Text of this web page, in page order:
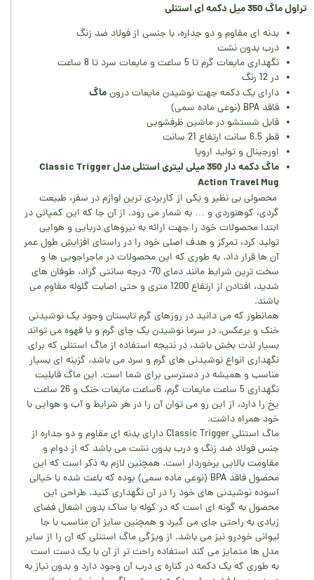
تراول ماگ 350 میل دکمه ایاستنلی
بدنه ای مقاوم و دو جداره، با جنسی از فولاد ضد زنگ
درب بدون نشت
نگهداری مایعات گرم تا 5 ساعت و مایعات سرد تا 8 ساعت
در 12 رنگ
دارای یک دکمه جهت نوشیدن مایعات درونماگ
فاقد BPA (نوعی ماده سمی)
قابل شستشو در ماشین ظرفشویی
قطر 6.5 سانت ارتفاع 21 سانت
اورجینال و تولید اروپا
ماگ دکمه دار 350
میلی لیتری استنلی مدل Classic Trigger
Action Travel Mug
محصولی بی نظیر و یکی از کاربردی ترین لوازم در سفر، طبیعت
گردی، کوهنوردی و … به شمار می رود. از آن جا که این کمپانی در
ابتدا محصولات خود را جهت ارائه به نیروهای دریایی و هوایی
تولید کرد، تمرکز و هدف اصلی خود را در راستای افزایش طول عمر
آن ها قرار داد. به طوری که این محصولات در ماجراجویی ها و
سخت ترین شرایط مانند دمای 70- درجه سانتی گراد، طوفان های
شدید، افتادن از ارتفاع 1200 متری و حتی اصابت گلوله مقاوم می
باشند.
همانطور که می دانید در روزهای گرم تابستان وجود یک نوشیدنی
خنک و برعکس، در سرما نوشیدن یک چای گرم و یا قهوه می تواند
بسیار لذت بخش باشد، در نتیجه استفاده از ماگ استنلی که برای
نگهداری انواع نوشیدنی های گرم و سرد می باشد، گزینه ای بسیار
مناسب و همیشه در دسترسی برای شما است. این ماگ قابلیت
نگهداری 5 ساعت مایعات گرم، 6ساعت مایعات خنک و 26 ساعت
یخ را دارد، از این رو می توان آن را در هر شرایط و آب و هوایی با
خود همراه داشت.
ماگ استنلی Classic Trigger دارای بدنه ای مقاوم و دو جداره از
جنس فولاد ضد زنگ و درب بدون نشت می باشد که از دوام و
مقاومت بالایی برخوردار است. همچنین لازم به ذکر است که این
محصول فاقد BPA (نوعی ماده سمی) بوده که باعث شده با خیالی
آسوده نوشیدنی های خود را در آن نگهداری کنید. طراحی این
محصول به گونه ای است که در کوله یا ساک بدون اشغال فضای
زیادی به راحتی جای می گیرد و همچنین سایز آن مناسب با جا
لیوانی خودرو نیز می باشد. از ویژگی ماگ استنلی که آن را از سایر
مدل ها متمایز می کند استفاده راحت تر از آن با یک دست است
به طوری که یک دکمه در کناره ی درب آن وجود دارد و بدون نیاز به